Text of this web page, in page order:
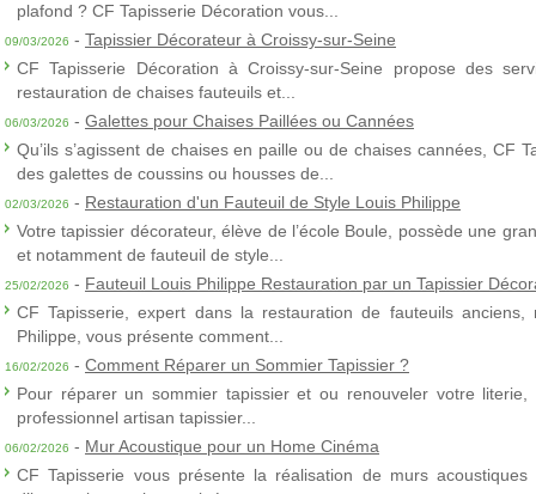
plafond ? CF Tapisserie Décoration vous...
09/03/2026 - Tapissier Décorateur à Croissy-sur-Seine
CF Tapisserie Décoration à Croissy-sur-Seine propose des
restauration de chaises fauteuils et...
06/03/2026 - Galettes pour Chaises Paillées ou Cannées
Qu’ils s’agissent de chaises en paille ou de chaises cannées, CF
des galettes de coussins ou housses de...
02/03/2026 - Restauration d'un Fauteuil de Style Louis Philippe
Votre tapissier décorateur, élève de l’école Boule, possède une
et notamment de fauteuil de style...
25/02/2026 - Fauteuil Louis Philippe Restauration par un Tapissier
CF Tapisserie, expert dans la restauration de fauteuils
Philippe, vous présente comment...
16/02/2026 - Comment Réparer un Sommier Tapissier ?
Pour réparer un sommier tapissier et ou renouveler votre
professionnel artisan tapissier...
06/02/2026 - Mur Acoustique pour un Home Cinéma
CF Tapisserie vous présente la réalisation de murs